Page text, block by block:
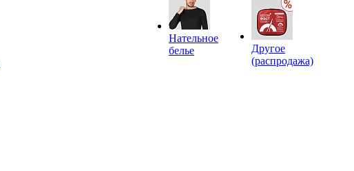
Нательное
белье
Другое
(распродажа)